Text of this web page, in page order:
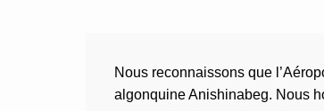
Nous reconnaissons que
algonquine Anishinabeg. Nous